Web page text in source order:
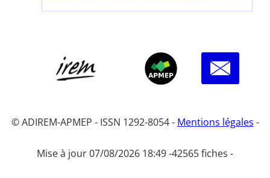
© ADIREM-APMEP - ISSN 1292-8054 - Mentions légales -
Mise à jour 07/08/2026 18:49 -42565 fiches -